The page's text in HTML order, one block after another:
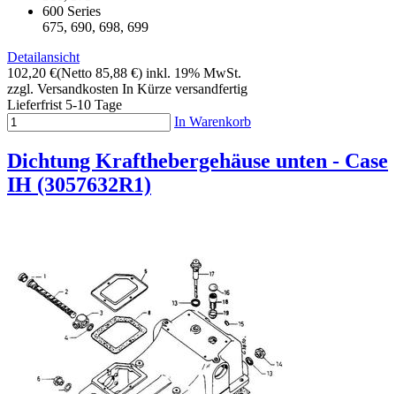
600 Series
675, 690, 698, 699
Detailansicht
102,20 €(Netto 85,88 €) inkl. 19% MwSt.
zzgl. Versandkosten In Kürze versandfertig
Lieferfrist 5-10 Tage
In Warenkorb
Dichtung Krafthebergehäuse unten - Case
IH (3057632R1)